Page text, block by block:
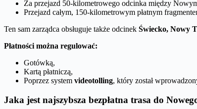
Za przejazd 50-kilometrowego odcinka między
Przejazd całym, 150-kilometrowym płatnym
Ten sam zarządca obsługuje także odcinek Świecko, Nowy
Płatności można regulować:
Gotówką,
Kartą płatniczą,
Poprzez system videotolling, który został
Jaka jest najszybsza bezpłatna trasa do